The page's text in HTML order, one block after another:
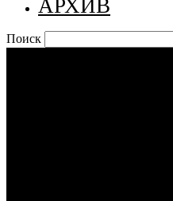
АРХИВ
Поиск